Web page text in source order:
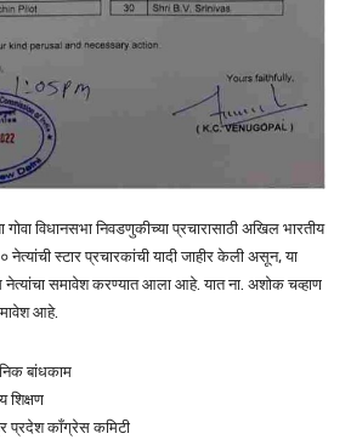
गोवा विधानसभा निवडणुकीच्या प्रचारासाठी अखिल भारतीय
स्टार प्रचारकांची यादी जाहीर केली असून, या
नेत्यांचा समावेश करण्यात आला आहे. यात ना. अशोक चव्हाण
आहे.
बांधकाम
शिक्षण
प्रदेश काँग्रेस कमिटी